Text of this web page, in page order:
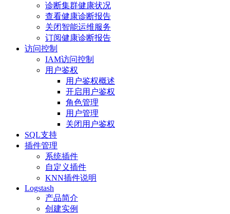
诊断集群健康状况
查看健康诊断报告
关闭智能运维服务
订阅健康诊断报告
访问控制
IAM访问控制
用户鉴权
用户鉴权概述
开启用户鉴权
角色管理
用户管理
关闭用户鉴权
SQL支持
插件管理
系统插件
自定义插件
KNN插件说明
Logstash
产品简介
创建实例